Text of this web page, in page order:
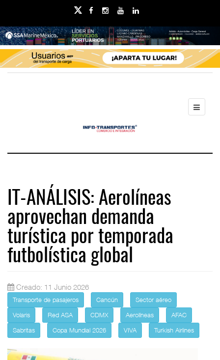
IT-ANÁLISIS: Aerolíneas
aprovechan demanda
turística por temporada
futbolística global
Creado: 11 Junio 2026
Transporte de pasajeros Cancún
Sector aéreo
Volaris
Red ASA CDMX Aerolíneas
AFAC
Sabritas
Copa Mundial 2026 VIVA Turkish Airlines